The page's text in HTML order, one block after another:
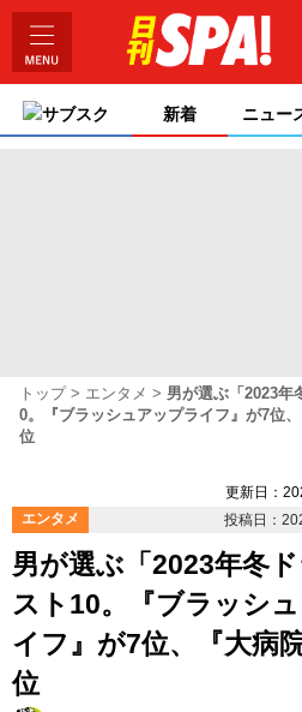
サブスク 新着 ニュー
トップ エンタメ
男が選ぶ「2023年
0。『ブラッシュアップライフ』が7位
位
更新日：
エンタメ
投稿日：
男が選ぶ「2023年冬
スト10。『ブラッシ
イフ』が7位、『大病
位